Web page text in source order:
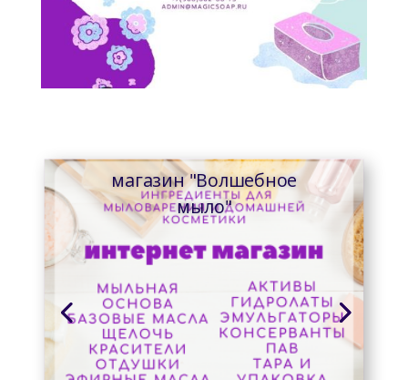
магазин "Волшебное
мыло"